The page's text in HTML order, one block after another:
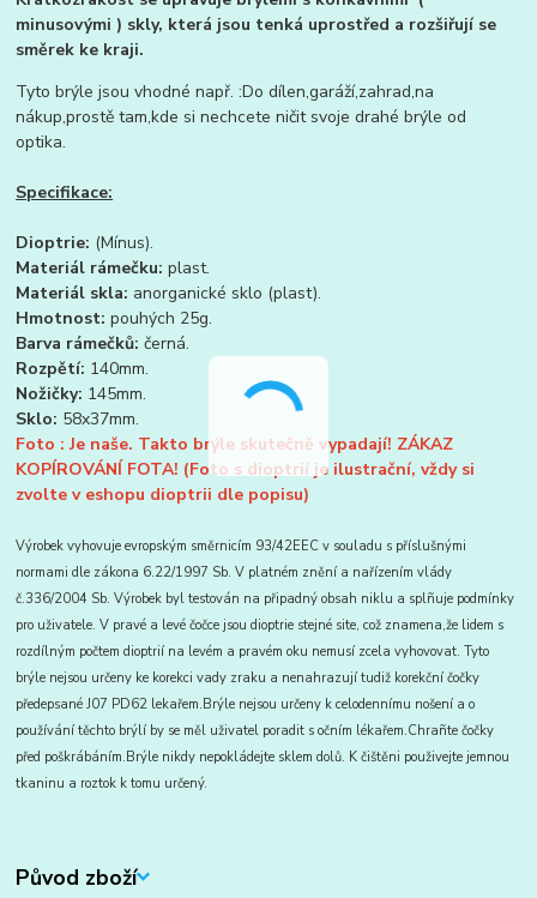
minusovými ) skly, která jsou tenká uprostřed a rozšiřují se
směrek ke kraji.
Tyto brýle jsou vhodné např. :Do dílen,garáží,zahrad,na
nákup,prostě tam,kde si nechcete ničit svoje drahé brýle od
optika.
Specifikace:
Dioptrie: (Mínus).
Materiál rámečku: plast.
Materiál skla: anorganické sklo (plast).
Hmotnost: pouhých 25g.
Barva rámečků: černá.
Rozpětí: 140mm.
Nožičky: 145mm.
Sklo: 58x37mm.
Foto : Je naše. Takto brýle skutečně vypadají! ZÁKAZ
KOPÍROVÁNÍ FOTA! (Foto s dioptrií je ilustrační, vždy si
zvolte v eshopu dioptrii dle popisu)
Výrobek vyhovuje evropským směrnicím 93/42EEC v souladu s příslušnými
normami dle zákona 6.22/1997 Sb. V platném znění a nařízením vlády
č.336/2004 Sb. Výrobek byl testován na připadný obsah niklu a splñuje podmínky
pro uživatele. V pravé a levé čočce jsou dioptrie stejné site, což znamena,že lidem s
rozdílným počtem dioptrií na levém a pravém oku nemusí zcela vyhovovat. Tyto
brýle nejsou určeny ke korekci vady zraku a nenahrazují tudiž korekční čočky
předepsané J07 PD62 lekařem.Brýle nejsou určeny k celodennímu nošení a o
používání těchto brýlí by se měl uživatel poradit s očním lékařem.Chrañte čočky
před poškrábáním.Brýle nikdy nepokládejte sklem dolů. K čištěni použivejte jemnou
tkaninu a roztok k tomu určený.
Původ zboží